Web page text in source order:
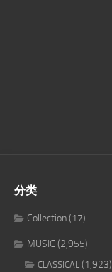
分类
Collection(17)
MUSIC (2,955)
CLASSICAL (1,923)